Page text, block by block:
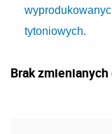
tytoniowych.
Brak